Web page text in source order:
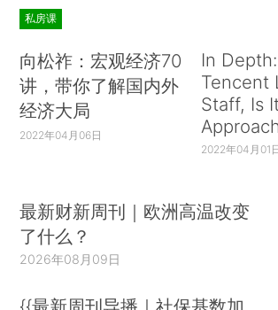
私房课
向松祚：宏观经济70
讲，带你了解国内外
经济大局
2022年04月06日
In
Tencent
Staff, Is
2022年04月01
最新财新周刊｜欧洲高温改变
了什么？
2026年08月09日